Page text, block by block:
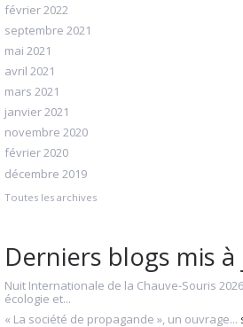
février 2022
septembre 2021
mai 2021
avril 2021
mars 2021
janvier 2021
novembre 2020
février 2020
décembre 2019
Toutes les archives
Derniers blogs mis
Nuit Internationale de la Chauve-Souris 2026
écologie et...
« La société de propagande », un ouvrage...